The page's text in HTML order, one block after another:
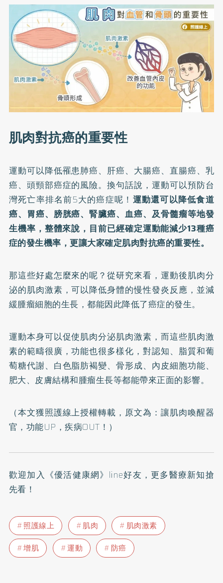
肌肉對抗癌的重要性
運動可以降低罹患肺癌、肝癌、大腸癌、直腸癌、乳
癌、頭頸部癌症的風險。換句話說，運動可以預防台
灣死亡率排名前5大的癌症呢！ 運動還可以降低食道
癌、胃癌、膀胱癌、腎臟癌、血癌、及骨髓瘤等地發
生機率，整體來說，目前已經確定運動能減少13種癌
症的發生機率，更讓大家確定肌肉對抗癌的重要性。
那這些好處怎麼來的呢？從研究來看，運動後肌肉分
泌的肌肉激素，可以降低身體的慢性發炎反應，並減
緩腫瘤細胞的生長，都能因此降低了癌症的發生。
運動本身可以促使肌肉分泌肌肉激素，而這些肌肉激
素的範疇很廣，功能也很多樣化，對認知、脂質和葡
萄糖代謝、白色脂肪褐變、骨形成、內皮細胞功能、
肥大、皮膚結構和腫瘤生長等都能帶來正面的影響。
（本文獲照護線上授權轉載，原文為： 讓肌肉喚醒器
官，功能UP，疾病OUT！ ）
歡迎加入 《優活健康網》line好友 ，更多醫療新知搶
先看！
照護線上 肌肉
肌肉激素
增肌
運動 防癌